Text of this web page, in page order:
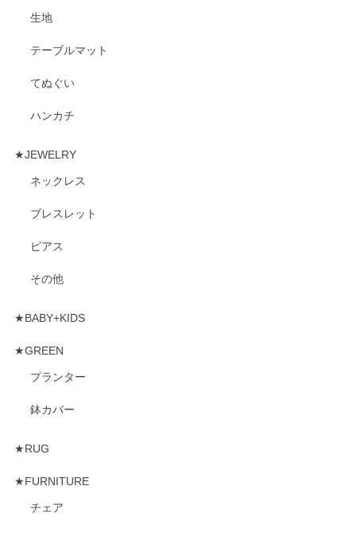
生地
テーブルマット
てぬぐい
ハンカチ
★JEWELRY
ネックレス
ブレスレット
ピアス
その他
★BABY+KIDS
★GREEN
プランター
鉢カバー
★RUG
★FURNITURE
チェア